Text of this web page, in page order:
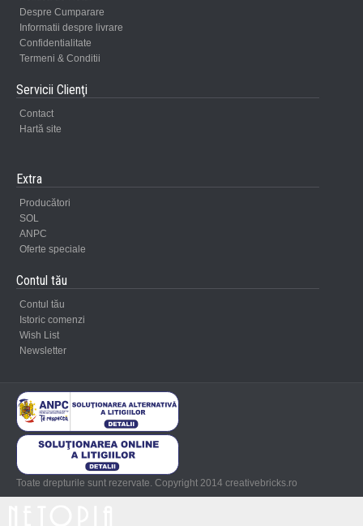
Despre Cumparare
Informatii despre livrare
Confidentialitate
Termeni & Conditii
Servicii Clienţi
Contact
Hartă site
Extra
Producători
SOL
ANPC
Oferte speciale
Contul tău
Contul tău
Istoric comenzi
Wish List
Newsletter
Toate drepturile sunt rezervate. Copyright 2014 creativebricks.ro